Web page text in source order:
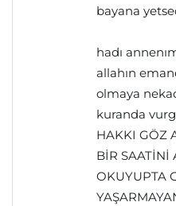
bayana
hadı
allahın
olmaya
kuranda
HAKKI GÖZ
BİR SAATİNİ
OKUYUPTA